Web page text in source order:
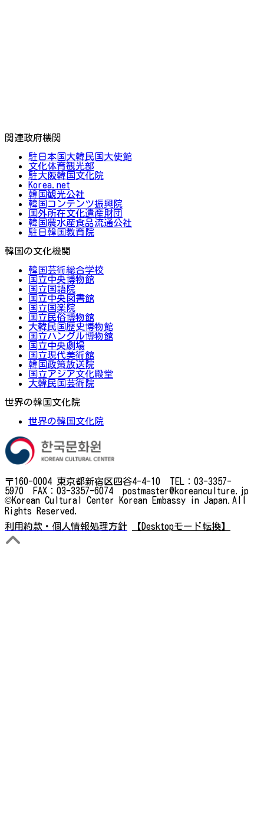
関連政府機関
駐日本国大韓民国大使館
文化体育観光部
駐大阪韓国文化院
Korea.net
韓国観光公社
韓国コンテンツ振興院
国外所在文化遺産財団
韓国農水産食品流通公社
駐日韓国教育院
韓国の文化機関
韓国芸術総合学校
国立中央博物館
国立国語院
国立中央図書館
国立国楽院
国立民俗博物館
大韓民国歴史博物館
国立ハングル博物館
国立中央劇場
国立現代美術館
韓国政策放送院
国立アジア文化殿堂
大韓民国芸術院
世界の韓国文化院
世界の韓国文化院
〒160-0004 東京都新宿区四谷4-4-10 TEL：03-3357-
5970 FAX：03-3357-6074 postmaster@koreanculture.jp
©Korean Cultural Center Korean Embassy in Japan.All
Rights Reserved.
利用約款・個人情報処理方針
【Desktopモード転換】